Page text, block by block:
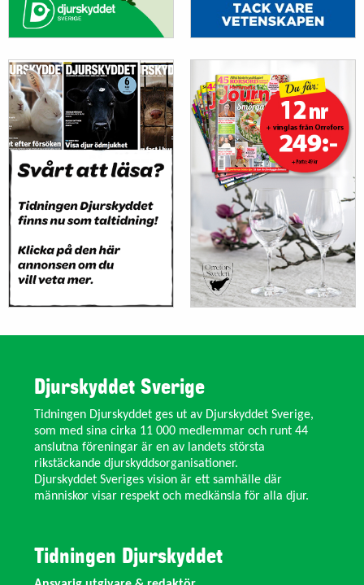
Djurskyddet Sverige
Tidningen Djurskyddet ges ut av Djurskyddet Sverige,
som med sina cirka 11 000 medlemmar och runt 44
anslutna föreningar är en av landets största
rikstäckande djurskyddsorganisationer.
Djurskyddet Sveriges vision är ett samhälle där
människor visar respekt och medkänsla för alla djur.
Tidningen Djurskyddet